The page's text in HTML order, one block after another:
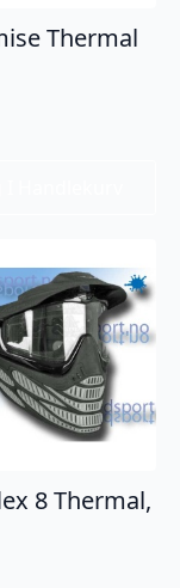
Thermal
8 Thermal,